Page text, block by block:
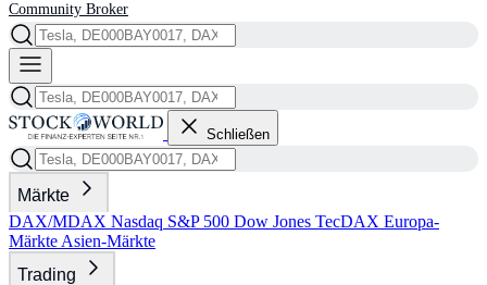
Community Broker
Schließen
Märkte
DAX/MDAX Nasdaq S&P 500 Dow Jones TecDAX Europa-
Märkte Asien-Märkte
Trading